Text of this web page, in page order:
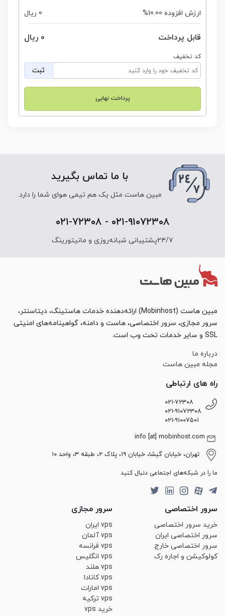
ارزش افزوده 10.00%
0 ریال
قابل پرداخت 0 ریال
کد تخفیف
ثبت
پرداخت نهایی
با ما تماس بگیرید
مبین هاست مثل یک هم تیمی هوای شما را دارد.
۰۲۱-۹۱۰۷۲۳۰۸ - ۰۲۱-۷۲۳۰۸
۲۴/۷پشتیبانی شبانه‌روزی و مانیتورینگ
مبین هاست (Mobinhost) ارائه‌دهنده خدمات هاستینگ، دیتاسنتر،
سرور مجازی، سرور اختصاصی، هاست و دامنه، گواهینامه‌های امنیتی
SSL و سایر خدمات تحت وب است.
درباره ما
مجله مبین هاست
راه های ارتباطی
۰۲۱-۷۲۳۰۸
۰۲۱-۹۱۰۷۲۳۰۸
۰۲۱-۹۱۰۰۷۵۰۱
info [at] mobinhost.com
تهران، خیابان گیشا، خیابان ۱۹، پلاک ۲، طبقه ۳، واحد ۱۰
ما را در شبکه‌های اجتماعی دنبال کنید
سرور اختصاصی
خرید سرور اختصاصی
سرور اختصاصی ایران
سرور اختصاصی خارج
کولوکیشن و اجاره رک
سرور مجازی
vps ایران
vps آلمان
vps فرانسه
vps انگلیس
vps هلند
vps کانادا
vps امارات
vps ترکیه
خرید vps